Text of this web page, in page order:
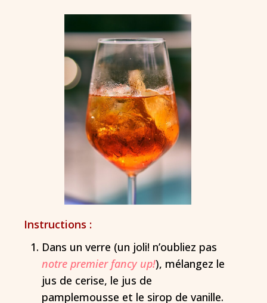
Instructions :
Dans un verre (un joli! n’oubliez pas
notre premier fancy up!), mélangez le
jus de cerise, le jus de
pamplemousse et le sirop de vanille.